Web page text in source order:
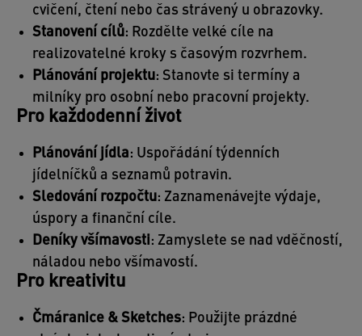
cvičení, čtení nebo čas strávený u obrazovky.
Stanovení cílů: Rozdělte velké cíle na
realizovatelné kroky s časovým rozvrhem.
Plánování projektu: Stanovte si termíny a
milníky pro osobní nebo pracovní projekty.
Pro každodenní život
Plánování jídla: Uspořádání týdenních
jídelníčků a seznamů potravin.
Sledování rozpočtu: Zaznamenávejte výdaje,
úspory a finanční cíle.
Deníky všímavosti: Zamyslete se nad vděčností,
náladou nebo všímavostí.
Pro kreativitu
Čmáranice & Sketches: Použijte prázdné